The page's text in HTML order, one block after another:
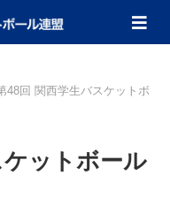
48回 関西学生バスケットボ
ットボール